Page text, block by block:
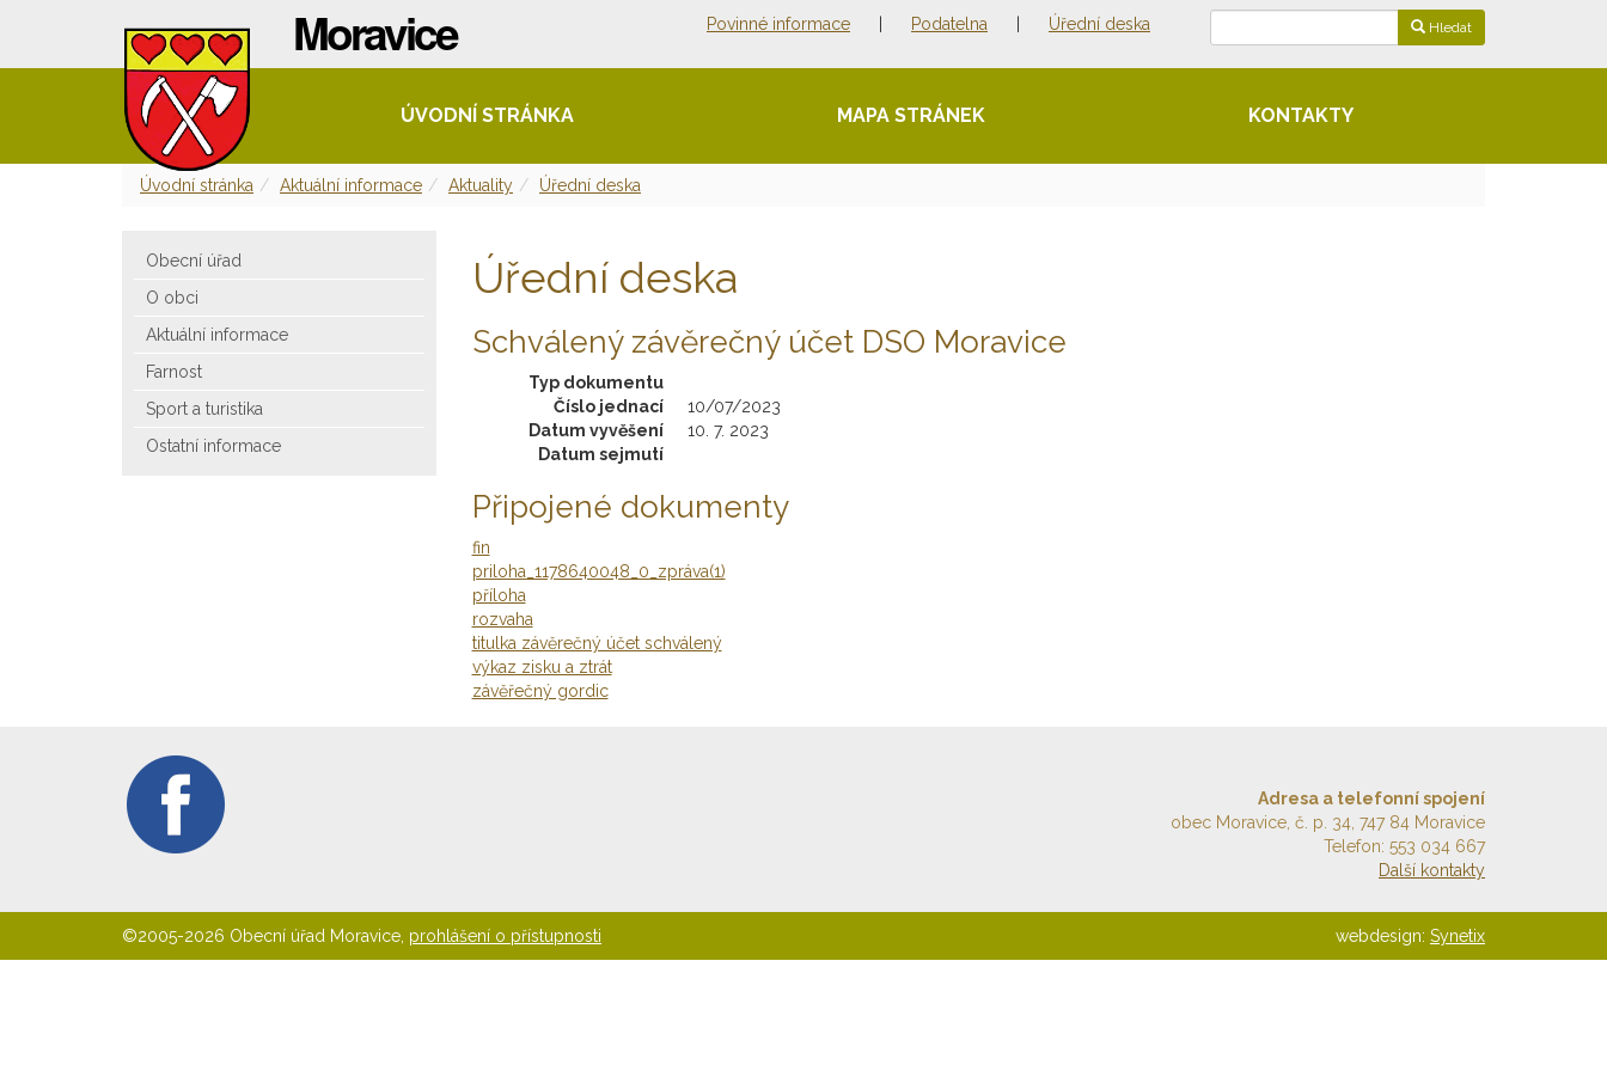
Povinné informace Podatelna Úřední deska Hledat
ÚVODNÍ STRÁNKA MAPA STRÁNEK KONTAKTY
Úvodní stránka Aktuální informace Aktuality Úřední deska
Obecní úřad
O obci
Aktuální informace
Farnost
Sport a turistika
Ostatní informace
Úřední deska
Schválený závěrečný účet DSO Moravice
Typ dokumentu
Číslo jednací
10/07/2023
Datum vyvěšení
10. 7. 2023
Datum sejmutí
Připojené dokumenty
fin
priloha_1178640048_0_zpráva(1)
příloha
rozvaha
titulka závěrečný účet schválený
výkaz zisku a ztrát
závěřečný gordic
Adresa a telefonní spojení
obec Moravice, č. p. 34, 747 84 Moravice
Telefon: 553 034 667
Další kontakty
webdesign: Synetix
©2005-2026 Obecní úřad Moravice, prohlášení o přístupnosti